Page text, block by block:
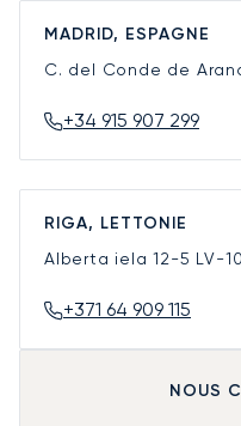
MADRID, ESPAGNE
C. del Conde de
+34 915 907 299
RIGA, LETTONIE
Alberta iela 12-5 LV-
+371 64 909 115
NOUS